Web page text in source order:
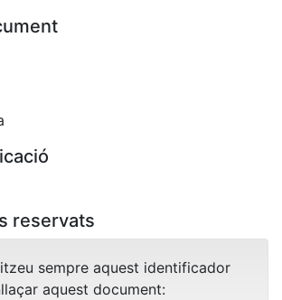
reservats
sempre aquest identificador
aquest document: